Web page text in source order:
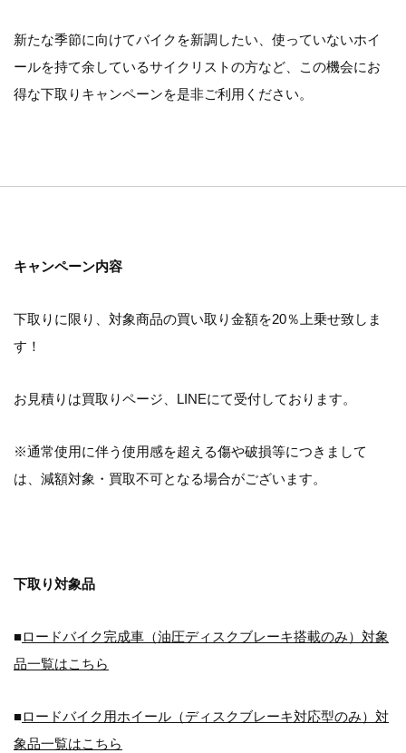
新たな季節に向けてバイクを新調したい、使っていないホイ
ールを持て余しているサイクリストの方など、この機会にお
得な下取りキャンペーンを是非ご利用ください。
キャンペーン内容
下取りに限り、対象商品の買い取り金額を20％上乗せ致しま
す！
お見積りは買取りページ、LINEにて受付しております。
※通常使用に伴う使用感を超える傷や破損等につきまして
は、減額対象・買取不可となる場合がございます。
下取り対象品
■ロードバイク完成車（油圧ディスクブレーキ搭載のみ）対象
品一覧はこちら
■ロードバイク用ホイール（ディスクブレーキ対応型のみ）対
象品一覧はこちら